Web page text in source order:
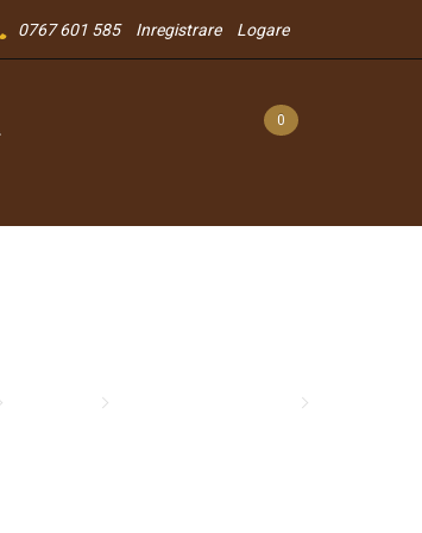
0767 601 585 Inregistrare Logare
0